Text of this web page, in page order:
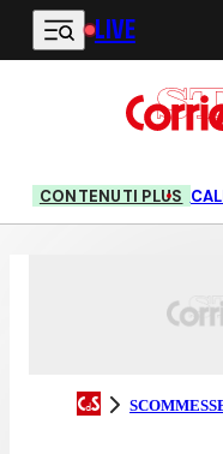
Vai al contenuto principale
LIVE
CONTENUTI PLUS